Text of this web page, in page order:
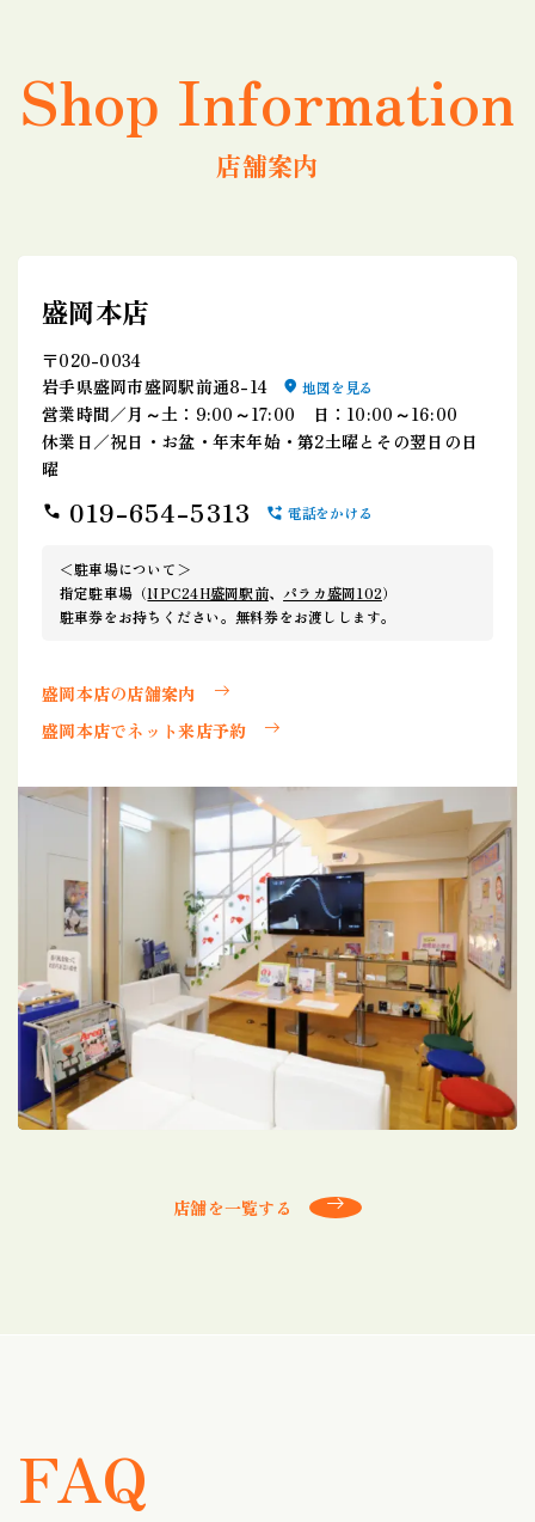
Shop Information
店舗案内
盛岡本店
〒020-0034
岩手県盛岡市盛岡駅前通8-14
地図を見る
営業時間／月～土：9:00～17:00 日：10:00～16:00
休業日／祝日・お盆・年末年始・第2土曜とその翌日の日
曜
019-654-5313 電話をかける
＜駐車場について＞
指定駐車場（NPC24H盛岡駅前、 パラカ盛岡102）
駐車券をお持ちください。無料券をお渡しします。
盛岡本店の店舗案内
盛岡本店でネット来店予約
店舗を一覧する
FAQ